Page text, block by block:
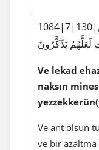
1084|7|130|وَلَقَدْ أَخَذْنَآ ءَالَ فِرْعَوْنَ بِٱلسِّنِينَ
يَذَّكَّرُونَ
Ve lekad
naksın
Ve ant olsun
ve bir